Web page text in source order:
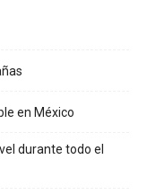
en México
durante todo el